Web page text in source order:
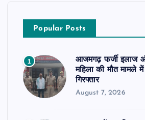
Popular Posts
1
आजमगढ़ फर्जी इलाज
महिला की मौत मामले
गिरफ्तार
August 7, 2026